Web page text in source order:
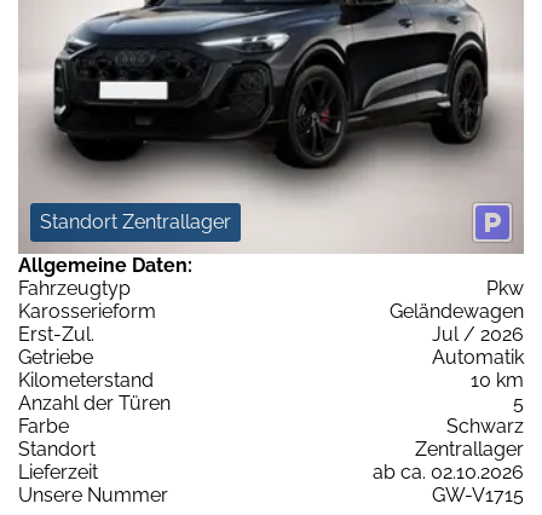
Standort Zentrallager
Allgemeine Daten:
Fahrzeugtyp
Pkw
Karosserieform
Geländewagen
Erst-Zul.
Jul / 2026
Getriebe
Automatik
Kilometerstand
10 km
Anzahl der Türen
5
Farbe
Schwarz
Standort
Zentrallager
Lieferzeit
ab ca. 02.10.2026
Unsere Nummer
GW-V1715